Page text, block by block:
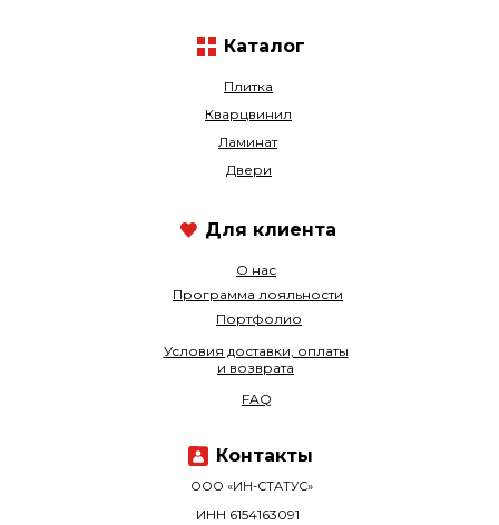
Плитка
Кварцвинил
О нас
Ламинат
Программа лояльности
Двери
Портфолио
ООО «ИН-СТАТУС»
ИНН 6154163091
Условия доставки, оплаты
и возврата
FAQ
Каталог
Контакты
Для клиента